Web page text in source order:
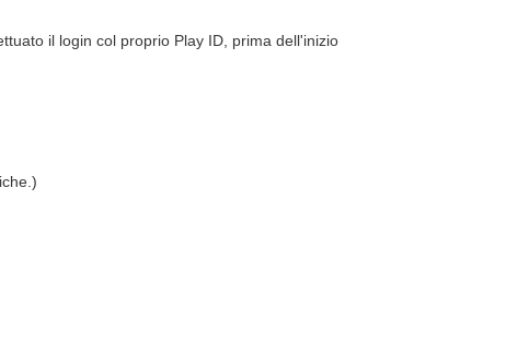
il login col proprio Play ID, prima dell'inizio